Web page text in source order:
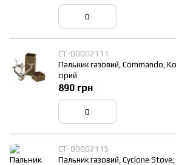
СТ-00002111
Пальник газовий, Commando,
сірий
890 грн
СТ-00002115
Пальник газовий, Cyclone